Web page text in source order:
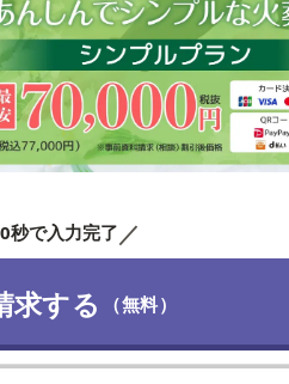
秒で入力完了 ／
求する （無料）